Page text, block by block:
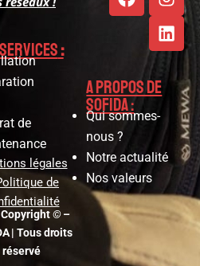
:
de
légales
de
©–
| Tous droits
réservé
A propos de
SOFIDA :
Qui sommes-
nous ?
Notre actualité
Nos valeurs